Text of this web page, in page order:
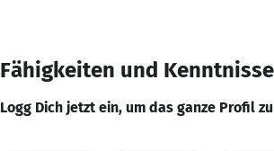
Fähigkeiten und Kenntnisse
Logg Dich jetzt ein, um das ganze Profil